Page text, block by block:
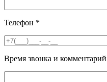
Телефон *
Время звонка и комментарий